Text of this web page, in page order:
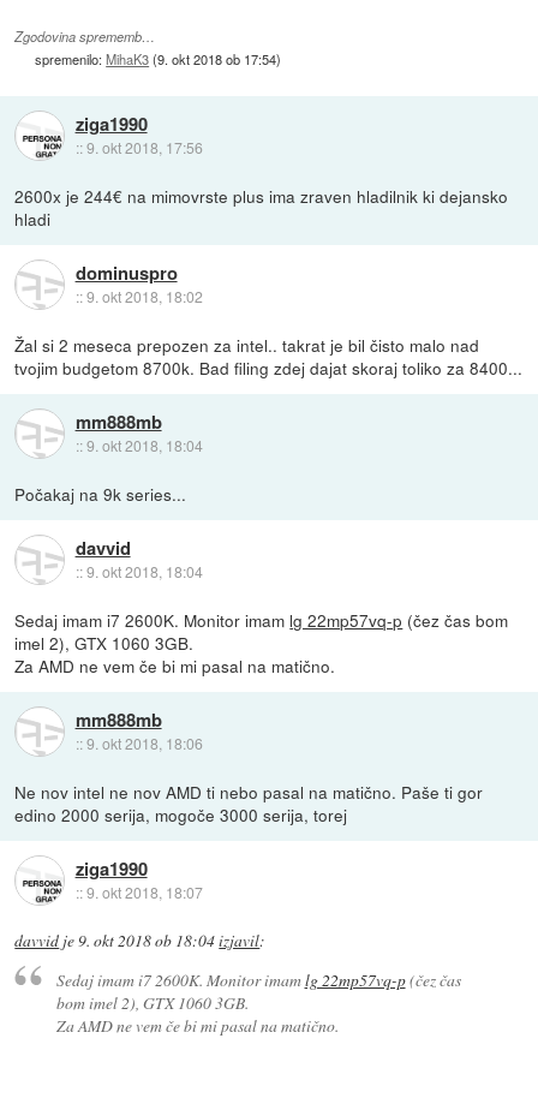
Zgodovina sprememb…
spremenilo:MihaK3(9. okt 2018 ob 17:54)
ziga1990
::9. okt 2018, 17:56
2600x je 244€ na mimovrste plus ima zraven hladilnik ki dejansko
hladi
dominuspro
::9. okt 2018, 18:02
Žal si 2 meseca prepozen za intel.. takrat je bil čisto malo nad
tvojim budgetom 8700k. Bad filing zdej dajat skoraj toliko za 8400...
mm888mb
::9. okt 2018, 18:04
Počakaj na 9k series...
davvid
::9. okt 2018, 18:04
Sedaj imam i7 2600K. Monitor imam lg 22mp57vq-p (čez čas bom
imel 2), GTX 1060 3GB.
Za AMD ne vem če bi mi pasal na matično.
mm888mb
::9. okt 2018, 18:06
Ne nov intel ne nov AMD ti nebo pasal na matično. Paše ti gor
edino 2000 serija, mogoče 3000 serija, torej
ziga1990
::9. okt 2018, 18:07
davvid je9. okt 2018 ob 18:04izjavil:
Sedaj imam i7 2600K. Monitor imamlg 22mp57vq-p(čez čas
bom imel 2), GTX 1060 3GB.
Za AMD ne vem če bi mi pasal na matično.